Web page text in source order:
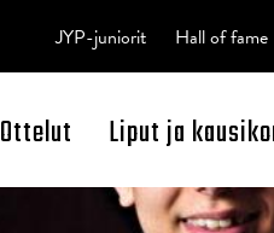
Open Search
Ottelut Liput ja
JYP-juniorit Hall of fame